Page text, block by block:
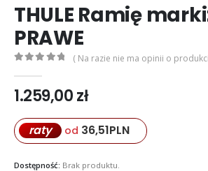
THULE Ramię
PRAWE
( Na razie nie ma opinii o
1.259,00zł
raty od 36,51PLN
Dostępność: Brak produktu.